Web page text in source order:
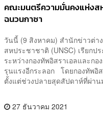
คณะมนตรีความมั่นคงแห่งส
ฉนวนกาซา
วันนี้ (9 สิงหาคม) สำนักข่าวต่า
สหประชาชาติ (UNSC) เรียก
ระหว่างกองทัพอิสราเอลและก
รุนแรงอีกระลอก โดยกองทัพอิ
ตั้งแต่ช่วงปลายสุดสัปดาห์ที่ผ่าน
27 ธันวาคม 2021